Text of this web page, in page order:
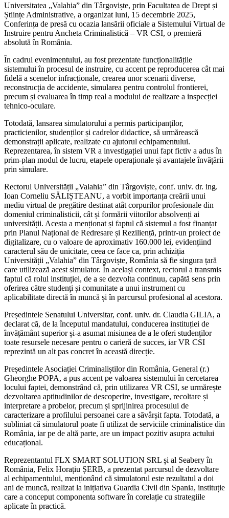
Universitatea „Valahia” din Târgoviște, prin Facultatea de Drept și
Științe Administrative, a organizat luni, 15 decembrie 2025,
Conferința de presă cu ocazia lansării oficiale a Sistemului Virtual de
Instruire pentru Ancheta Criminalistică – VR CSI, o premieră
absolută în România.
În cadrul evenimentului, au fost prezentate funcționalitățile
sistemului în procesul de instruire, cu accent pe reproducerea cât mai
fidelă a scenelor infracționale, crearea unor scenarii diverse,
reconstrucția de accidente, simularea pentru controlul frontierei,
precum și evaluarea în timp real a modului de realizare a inspecției
tehnico-oculare.
Totodată, lansarea simulatorului a permis participanților,
practicienilor, studenților și cadrelor didactice, să urmărească
demonstrații aplicate, realizate cu ajutorul echipamentului.
Reprezentarea, în sistem VR a investigației unui fapt fictiv a adus în
prim-plan modul de lucru, etapele operaționale și avantajele învățării
prin simulare.
Rectorul Universității „Valahia” din Târgoviște, conf. univ. dr. ing.
Ioan Corneliu SĂLIȘTEANU, a vorbit importanța creării unui
mediu virtual de pregătire destinat atât corpurilor profesionale din
domeniul criminalisticii, cât și formării viitorilor absolvenți ai
universității. Acesta a menționat și faptul că sistemul a fost finanțat
prin Planul Național de Redresare și Reziliență, printr-un proiect de
digitalizare, cu o valoare de aproximativ 160.000 lei, evidențiind
caracterul său de unicitate, ceea ce face ca, prin achiziția
Universității „Valahia” din Târgoviște, România să fie singura țară
care utilizează acest simulator. În același context, rectorul a transmis
faptul că rolul instituției, de a se dezvolta continuu, capătă sens prin
oferirea către studenți și comunitate a unui instrument cu
aplicabilitate directă în muncă și în parcursul profesional al acestora.
Președintele Senatului Universitar, conf. univ. dr. Claudia GILIA, a
declarat că, de la începutul mandatului, conducerea instituției de
învățământ superior și-a asumat misiunea de a le oferi studenților
toate resursele necesare pentru o carieră de succes, iar VR CSI
reprezintă un alt pas concret în această direcție.
Președintele Asociației Criminaliștilor din România, General (r.)
Gheorghe POPA, a pus accent pe valoarea sistemului în cercetarea
locului faptei, demonstrând că, prin utilizarea VR CSI, se urmărește
dezvoltarea aptitudinilor de descoperire, investigare, recoltare și
interpretare a probelor, precum și sprijinirea procesului de
caracterizare a profilului persoanei care a săvârșit fapta. Totodată, a
subliniat că simulatorul poate fi utilizat de serviciile criminalistice din
România, iar pe de altă parte, are un impact pozitiv asupra actului
educațional.
Reprezentantul FLX SMART SOLUTION SRL și al Seabery în
România, Felix Horațiu ȘERB, a prezentat parcursul de dezvoltare
al echipamentului, menționând că simulatorul este rezultatul a doi
ani de muncă, realizat la inițiativa Guardia Civil din Spania, instituție
care a conceput componenta software în corelație cu strategiile
aplicate în practică.